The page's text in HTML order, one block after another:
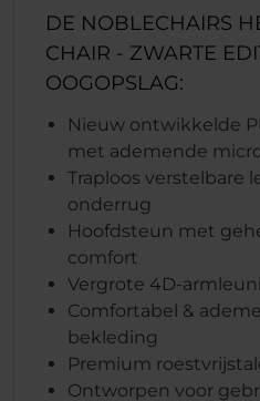
DE NOBLECHAIRS
CHAIR - ZWARTE
OOGOPSLAG:
Nieuw ontwikkelde
met ademende
Traploos verstelbare
onderrug
Hoofdsteun met
comfort
Vergrote 4D-
Comfortabel &
bekleding
Premium
Ontworpen voor